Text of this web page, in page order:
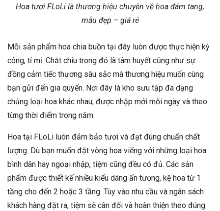
Hoa tươi FLoLi là thương hiệu chuyên về hoa đám tang,
mẫu đẹp – giá rẻ
Mỗi sản phẩm hoa chia buồn tại đây luôn được thực hiện kỳ
công, tỉ mỉ. Chắt chiu trong đó là tâm huyết cũng như sự
đồng cảm tiếc thương sâu sắc mà thương hiệu muốn cùng
bạn gửi đến gia quyến. Nơi đây là kho sưu tập đa dạng
chủng loại hoa khác nhau, được nhập mới mỗi ngày và theo
từng thời điểm trong năm.
Hoa tại FLoLi luôn đảm bảo tươi và đạt đúng chuẩn chất
lượng. Dù bạn muốn đặt vòng hoa viếng với những loại hoa
bình dân hay ngoại nhập, tiệm cũng đều có đủ. Các sản
phẩm được thiết kế nhiều kiểu dáng ấn tượng, kệ hoa từ 1
tầng cho đến 2 hoặc 3 tầng. Tùy vào nhu cầu và ngân sách
khách hàng đặt ra, tiệm sẽ cân đối và hoàn thiện theo đúng